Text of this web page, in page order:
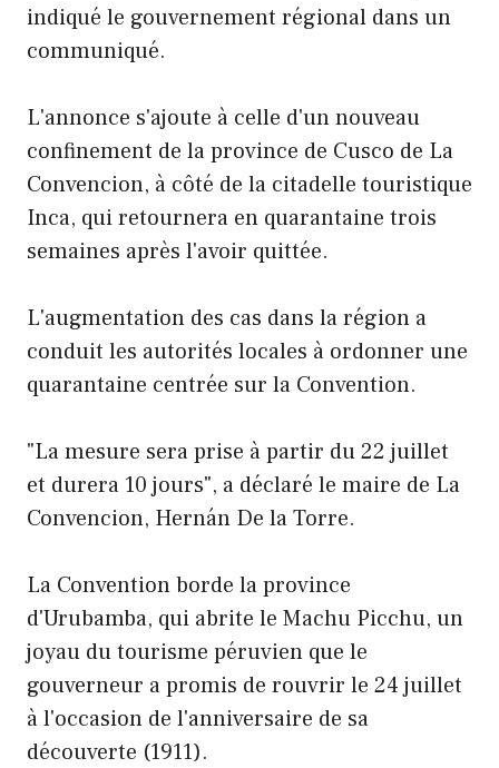
indiqué le gouvernement régional dans un
communiqué.
L'annonce s'ajoute à celle d'un nouveau
confinement de la province de Cusco de La
Convencion, à côté de la citadelle touristique
Inca, qui retournera en quarantaine trois
semaines après l'avoir quittée.
L'augmentation des cas dans la région a
conduit les autorités locales à ordonner une
quarantaine centrée sur la Convention.
"La mesure sera prise à partir du 22 juillet
et durera 10 jours", a déclaré le maire de La
Convencion, Hernán De la Torre.
La Convention borde la province
d'Urubamba, qui abrite le Machu Picchu, un
joyau du tourisme péruvien que le
gouverneur a promis de rouvrir le 24 juillet
à l'occasion de l'anniversaire de sa
découverte (1911).